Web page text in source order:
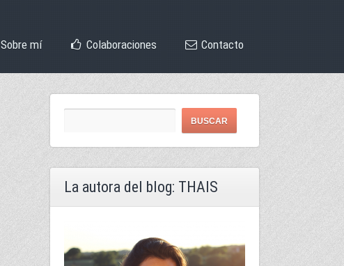
Sobre mí Colaboraciones Contacto
La autora del blog: THAIS